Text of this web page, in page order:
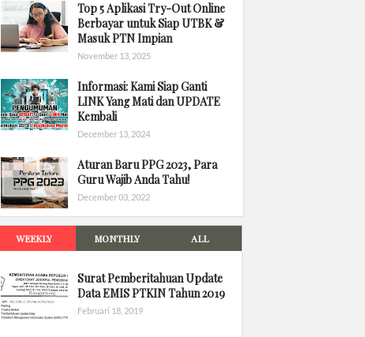
Top 5 Aplikasi Try-Out Online
Berbayar untuk Siap UTBK &
Masuk PTN Impian
November 13, 2025
Informasi: Kami Siap Ganti
LINK Yang Mati dan UPDATE
Kembali
December 13, 2024
Aturan Baru PPG 2023, Para
Guru Wajib Anda Tahu!
December 03, 2022
WEEKLY MONTHLY ALL
Surat Pemberitahuan Update
Data EMIS PTKIN Tahun 2019
Februari 18, 2019